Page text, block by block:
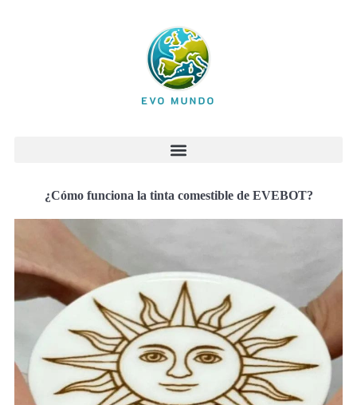
¿Cómo funciona la tinta comestible de EVEBOT?